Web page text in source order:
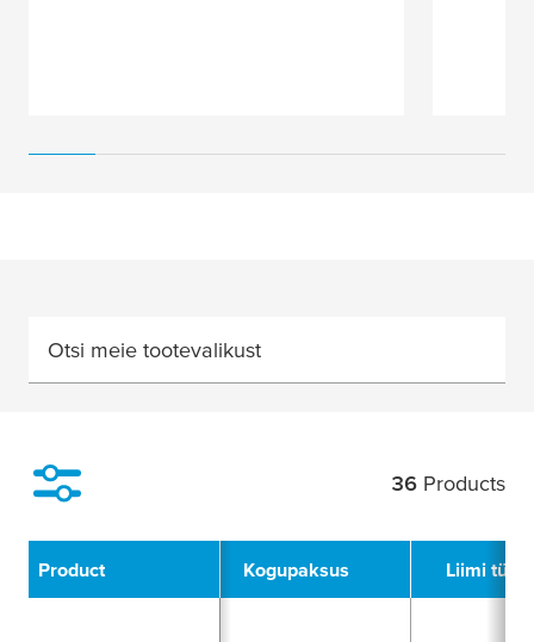
Otsi meie tootevalikust
36 Products
Product Kogupaksus Liimi tüüp